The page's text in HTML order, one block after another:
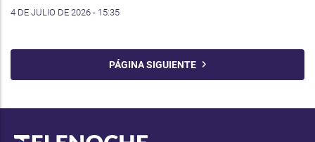
4 DE JULIO DE 2026 - 15:35
PÁGINA SIGUIENTE